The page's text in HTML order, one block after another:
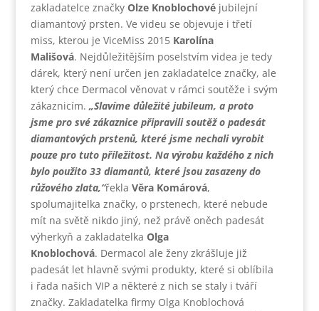
zakladatelce značky Olze Knoblochovéjubilejní
diamantový prsten. Ve videu se objevuje i třetí
miss, kterou je ViceMiss 2015 Karolína
Mališová. Nejdůležitějším poselstvím videa je tedy
dárek, který není určen jen zakladatelce značky, ale
který chce Dermacol věnovat v rámci soutěže i svým
zákaznicím. „Slavíme důležité jubileum, a proto
jsme pro své zákaznice připravili soutěž o padesát
diamantových prstenů, které jsme nechali vyrobit
pouze pro tuto příležitost. Na výrobu každého z nich
bylo použito 33 diamantů, které jsou zasazeny do
růžového zlata,“řekla Věra Komárová,
spolumajitelka značky, o prstenech, které nebude
mít na světě nikdo jiný, než právě oněch padesát
výherkyň a zakladatelka Olga
Knoblochová. Dermacol ale ženy zkrášluje již
padesát let hlavně svými produkty, které si oblíbila
i řada našich VIP a některé z nich se staly i tváří
značky. Zakladatelka firmy Olga Knoblochová